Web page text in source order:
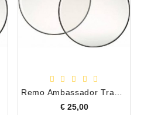
€ 25,00Prijs